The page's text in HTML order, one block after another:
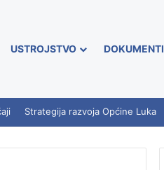
USTROJSTVO DOKUMENTI
Strategija razvoja Općine Luka